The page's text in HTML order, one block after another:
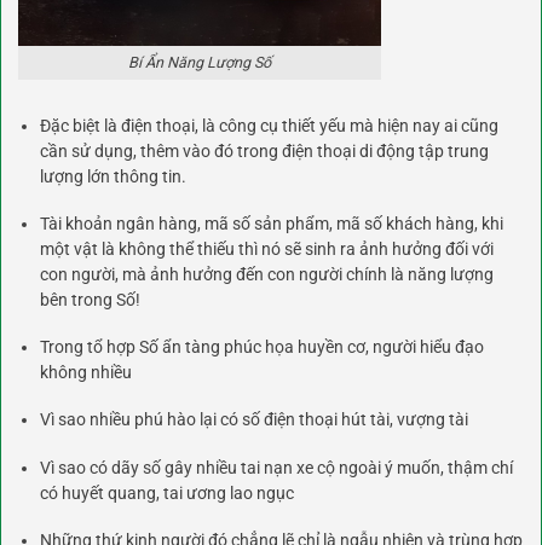
Bí Ẩn Năng Lượng Số
Đặc biệt là điện thoại, là công cụ thiết yếu mà hiện nay ai cũng
cần sử dụng, thêm vào đó trong điện thoại di động tập trung
lượng lớn thông tin.
Tài khoản ngân hàng, mã số sản phẩm, mã số khách hàng, khi
một vật là không thể thiếu thì nó sẽ sinh ra ảnh hưởng đối với
con người, mà ảnh hưởng đến con người chính là năng lượng
bên trong Số!
Trong tổ hợp Số ẩn tàng phúc họa huyền cơ, người hiểu đạo
không nhiều
Vì sao nhiều phú hào lại có số điện thoại hút tài, vượng tài
Vì sao có dãy số gây nhiều tai nạn xe cộ ngoài ý muốn, thậm chí
có huyết quang, tai ương lao ngục
Những thứ kinh người đó chẳng lẽ chỉ là ngẫu nhiên và trùng hợp